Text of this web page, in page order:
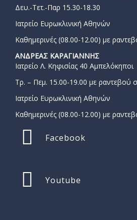
Δευ.-Τετ.-Παρ 15.30-18.30
Ιατρείο Ευρωκλινική Αθηνών
Καθημερινές (08.00-12.00) με
ΑΝΔΡΕΑΣ ΚΑΡΑΓΙΑΝΝΗΣ
Ιατρείο Λ. Κηφισίας 40 Αμπελόκηποι
Τρ. – Πεμ. 15.00-19.00 με ραντεβού
Ιατρείο Ευρωκλινική Αθηνών
Καθημερινές (08.00-12.00) με
Facebook
Youtube